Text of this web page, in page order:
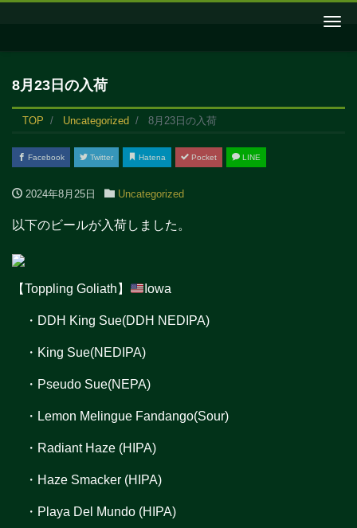
8月23日の入荷
TOP Uncategorized 8月23日の入荷
Facebook Twitter Hatena Pocket LINE
2024年8月25日 Uncategorized
以下のビールが入荷しました。
【Toppling Goliath】 Iowa
・DDH King Sue(DDH NEDIPA)
・King Sue(NEDIPA)
・Pseudo Sue(NEPA)
・Lemon Melingue Fandango(Sour)
・Radiant Haze (HIPA)
・Haze Smacker (HIPA)
・Playa Del Mundo (HIPA)